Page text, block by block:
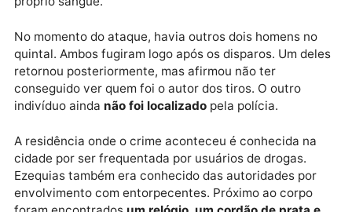
quintal da residência, já agonizando em uma
sangue
. Testemunhas disseram ter escutado os
e, ao saírem para verificar, encontraram Ezequias
ferido. Um dos presentes chegou avirar o corpo da
vítima de lado, com receio de que ele se afogasse
próprio sangue.
No momento do ataque, havia outros dois homens no
quintal. Ambos fugiram logo após os disparos. Um
retornou posteriormente, mas afirmou não ter
conseguido ver quem foi o autor dos tiros. O outro